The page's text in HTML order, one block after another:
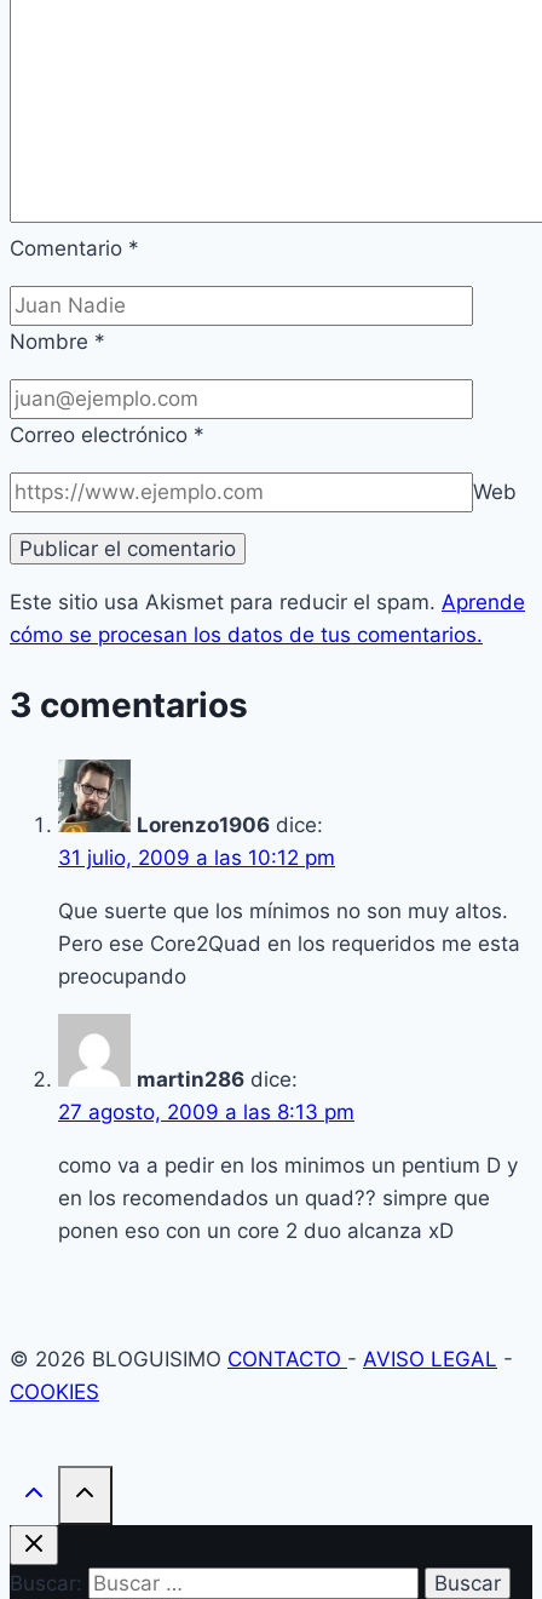
Comentario *
Nombre *
Correo electrónico *
Web
Este sitio usa Akismet para reducir el spam. Aprende
cómo se procesan los datos de tus comentarios.
3 comentarios
Lorenzo1906 dice:
31 julio, 2009 a las 10:12 pm
Que suerte que los mí­nimos no son muy altos.
Pero ese Core2Quad en los requeridos me esta
preocupando
martin286 dice:
27 agosto, 2009 a las 8:13 pm
como va a pedir en los minimos un pentium D y
en los recomendados un quad?? simpre que
ponen eso con un core 2 duo alcanza xD
© 2026 BLOGUISIMO CONTACTO - AVISO LEGAL -
COOKIES
Buscar: